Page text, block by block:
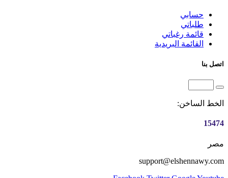
حسابي
طلباتي
قائمة رغباتي
القائمة البريدية
اتصل بنا
الخط الساخن:
15474
مصر
support@elshennawy.com